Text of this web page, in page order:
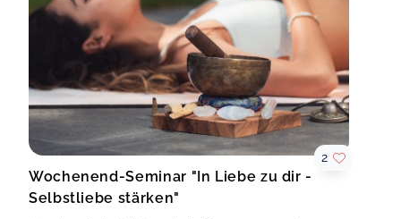
Wochenend-Seminar "In Liebe zu dir -
Selbstliebe stärken"
2